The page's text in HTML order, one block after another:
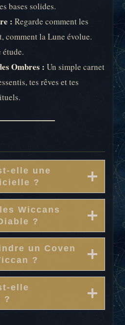
bases solides.
: Regarde comment les
comment la Lune évolue.
étude.
Ombres : Un simple carnet
tes rêves et tes
elle une
?
Wiccans
?
un Coven
?
elle
?